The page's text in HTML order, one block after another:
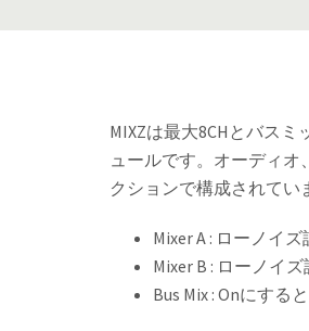
MIXZは最大8CHとバス
ュールです。オーディオ
クションで構成されてい
Mixer A : ローノイ
Mixer B : ローノイ
Bus Mix : Onにする